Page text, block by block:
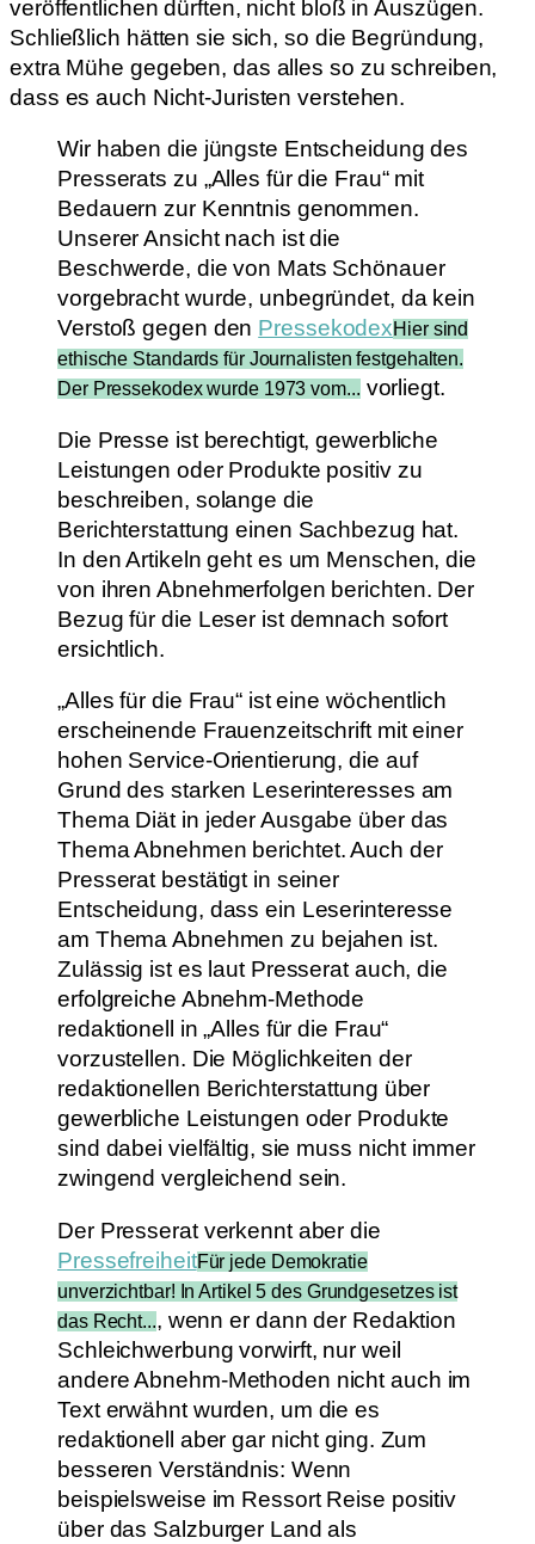
veröffentlichen dürften, nicht bloß in Auszügen.
Schließlich hätten sie sich, so die Begründung,
extra Mühe gegeben, das alles so zu schreiben,
dass es auch Nicht-Juristen verstehen.
Wir haben die jüngste Entscheidung des
Presserats zu „Alles für die Frau“ mit
Bedauern zur Kenntnis genommen.
Unserer Ansicht nach ist die
Beschwerde, die von Mats Schönauer
vorgebracht wurde, unbegründet, da kein
Verstoß gegen den PressekodexHier sind
ethische Standards für Journalisten festgehalten.
Der Pressekodex wurde 1973 vom... vorliegt.
Die Presse ist berechtigt, gewerbliche
Leistungen oder Produkte positiv zu
beschreiben, solange die
Berichterstattung einen Sachbezug hat.
In den Artikeln geht es um Menschen, die
von ihren Abnehmerfolgen berichten. Der
Bezug für die Leser ist demnach sofort
ersichtlich.
„Alles für die Frau“ ist eine wöchentlich
erscheinende Frauenzeitschrift mit einer
hohen Service-Orientierung, die auf
Grund des starken Leserinteresses am
Thema Diät in jeder Ausgabe über das
Thema Abnehmen berichtet. Auch der
Presserat bestätigt in seiner
Entscheidung, dass ein Leserinteresse
am Thema Abnehmen zu bejahen ist.
Zulässig ist es laut Presserat auch, die
erfolgreiche Abnehm-Methode
redaktionell in „Alles für die Frau“
vorzustellen. Die Möglichkeiten der
redaktionellen Berichterstattung über
gewerbliche Leistungen oder Produkte
sind dabei vielfältig, sie muss nicht immer
zwingend vergleichend sein.
Der Presserat verkennt aber die
PressefreiheitFür jede Demokratie
unverzichtbar! In Artikel 5 des Grundgesetzes ist
das Recht..., wenn er dann der Redaktion
Schleichwerbung vorwirft, nur weil
andere Abnehm-Methoden nicht auch im
Text erwähnt wurden, um die es
redaktionell aber gar nicht ging. Zum
besseren Verständnis: Wenn
beispielsweise im Ressort Reise positiv
über das Salzburger Land als